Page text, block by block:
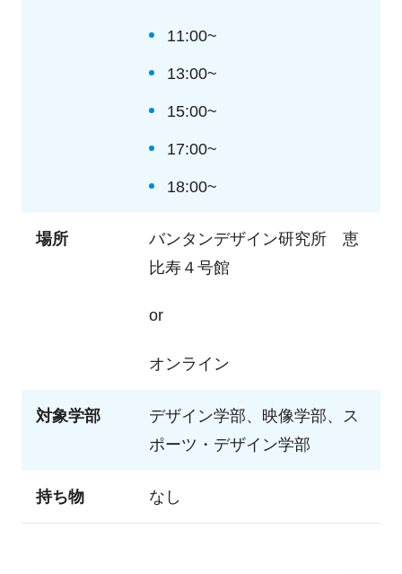
11:00~
13:00~
15:00~
17:00~
18:00~
場所
バンタンデザイン研究所 恵
比寿４号館
or
オンライン
対象学部
デザイン学部、映像学部、ス
ポーツ・デザイン学部
持ち物 なし